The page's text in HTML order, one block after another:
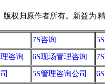
归原作者所有。新益为|精
7S咨询
咨询 6S现场管理咨询
5S管理咨询公司